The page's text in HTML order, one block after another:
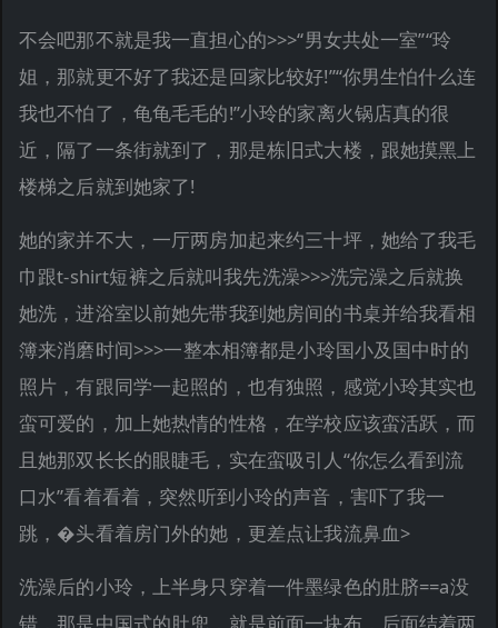
不会吧那不就是我一直担心的>>>“男女共处一室”“玲
姐，那就更不好了我还是回家比较好!”“你男生怕什么连
我也不怕了，龟龟毛毛的!”小玲的家离火锅店真的很
近，隔了一条街就到了，那是栋旧式大楼，跟她摸黑上
楼梯之后就到她家了!
她的家并不大，一厅两房加起来约三十坪，她给了我毛
巾跟t-shirt短裤之后就叫我先洗澡>>>洗完澡之后就换
她洗，进浴室以前她先带我到她房间的书桌并给我看相
簿来消磨时间>>>一整本相簿都是小玲国小及国中时的
照片，有跟同学一起照的，也有独照，感觉小玲其实也
蛮可爱的，加上她热情的性格，在学校应该蛮活跃，而
且她那双长长的眼睫毛，实在蛮吸引人“你怎么看到流
口水”看着看着，突然听到小玲的声音，害吓了我一
跳，�头看着房门外的她，更差点让我流鼻血>
洗澡后的小玲，上半身只穿着一件墨绿色的肚脐==a没
错，那是中国式的肚兜，就是前面一块布，后面结着两